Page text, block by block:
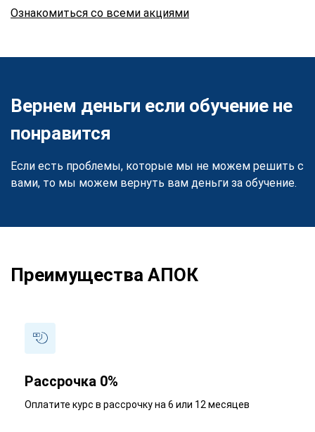
Ознакомиться со всеми акциями
Вернем деньги если обучение не
понравится
Если есть проблемы, которые мы не можем решить с
вами, то мы можем вернуть вам деньги за обучение.
Преимущества АПОК
Рассрочка 0%
Оплатите курс в рассрочку на 6 или 12 месяцев